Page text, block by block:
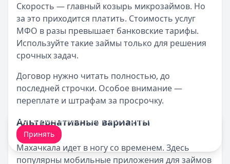
Скорость — главный козырь микрозаймов. Но
за это приходится платить. Стоимость услуг
МФО в разы превышает банковские тарифы.
Используйте такие займы только для решения
срочных задач.
Договор нужно читать полностью, до
последней строчки. Особое внимание —
переплате и штрафам за просрочку.
Альтернативные варианты
Махачкала идет в ногу со временем. Здесь
популярны мобильные приложения для займов
Мы обрабатываем ваши cookie-файлы
Принять